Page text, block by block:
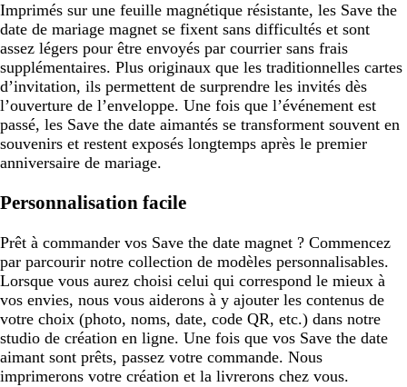
Imprimés sur une feuille magnétique résistante, les Save the
date de mariage magnet se fixent sans difficultés et sont
assez légers pour être envoyés par courrier sans frais
supplémentaires. Plus originaux que les traditionnelles cartes
d’invitation, ils permettent de surprendre les invités dès
l’ouverture de l’enveloppe. Une fois que l’événement est
passé, les Save the date aimantés se transforment souvent en
souvenirs et restent exposés longtemps après le premier
anniversaire de mariage.
Personnalisation facile
Prêt à commander vos Save the date magnet ? Commencez
par parcourir notre collection de modèles personnalisables.
Lorsque vous aurez choisi celui qui correspond le mieux à
vos envies, nous vous aiderons à y ajouter les contenus de
votre choix (photo, noms, date, code QR, etc.) dans notre
studio de création en ligne. Une fois que vos Save the date
aimant sont prêts, passez votre commande. Nous
imprimerons votre création et la livrerons chez vous.